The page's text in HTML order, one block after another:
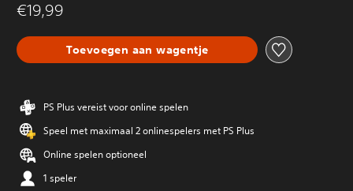
€19,99
Toevoegen aan wagentje
PS Plus vereist voor online spelen
Speel met maximaal 2 onlinespelers met PS Plus
Online spelen optioneel
1 speler